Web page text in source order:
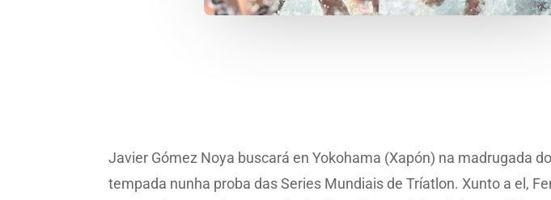
Javier Gómez Noya buscará en Yokohama (Xapón) na madrugada
tempada nunha proba das Series Mundiais de Tríatlon. Xunto a el,